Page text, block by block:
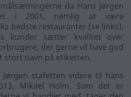
da Hans Jørgen
i 2001, nemlig at være
bedste restauranter (se links),
kunder sætter kvalitet over
der gerne vil have god
stort navn på etiketten.
Jørgen stafetten videre til hans
Mikael Holm. Som det er